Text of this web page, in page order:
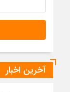
آخرین اخبار